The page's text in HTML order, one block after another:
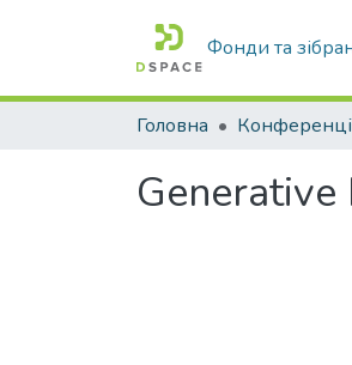
Фонди та
Головна